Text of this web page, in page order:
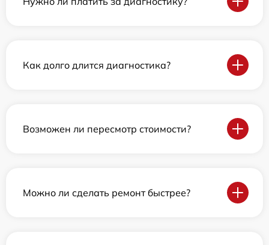
Как долго длится диагностика?
Возможен ли пересмотр стоимости?
Можно ли сделать ремонт быстрее?